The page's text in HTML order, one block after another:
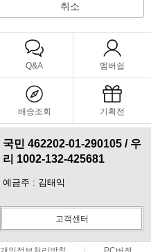
취소
Q&A 멤버쉽
배송조회 기획전
국민 462202-01-290105 / 우
리 1002-132-425681
예금주 : 김태익
고객센터